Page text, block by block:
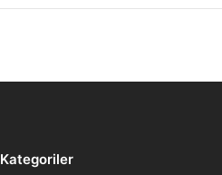
Kategoriler